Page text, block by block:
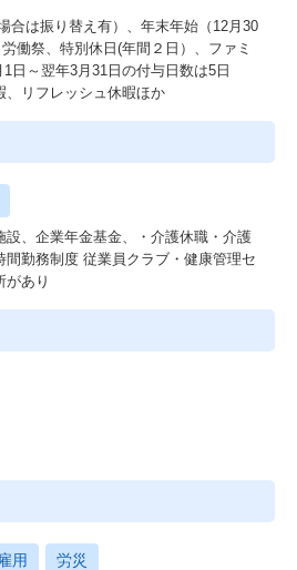
合は振り替え有）、年末年始（12月30
働祭、特別休日(年間２日）、ファミ
日～翌年3月31日の付与日数は5日
、リフレッシュ休暇ほか
設、企業年金基金、・介護休職・介護
勤務制度 従業員クラブ・健康管理セ
があり
雇用 労災